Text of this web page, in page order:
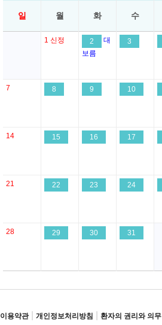
일 월 화 수
1 신정 2
대
보름
3
7 8 9 10
14 15 16 17
21 22 23 24
28 29 30 31
이용약관 개인정보처리방침 환자의 권리와 의무